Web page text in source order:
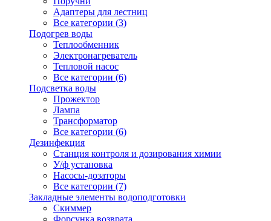
Адаптеры для лестниц
Все категории (3)
Подогрев воды
Теплообменник
Электронагреватель
Тепловой насос
Все категории (6)
Подсветка воды
Прожектор
Лампа
Трансформатор
Все категории (6)
Дезинфекция
Станция контроля и дозирования химии
У/ф установка
Насосы-дозаторы
Все категории (7)
Закладные элементы водоподготовки
Скиммер
Форсунка возврата